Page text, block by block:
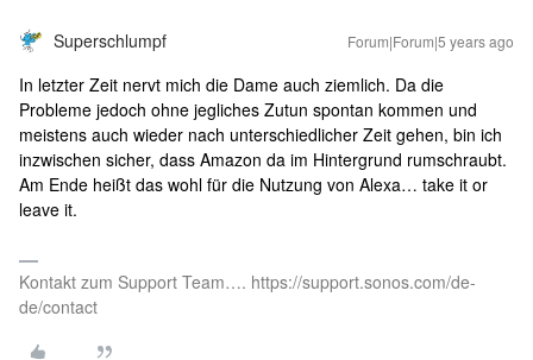
Superschlumpf Forum|Forum|5 years ago
In letzter Zeit nervt mich die Dame auch ziemlich. Da die
Probleme jedoch ohne jegliches Zutun spontan kommen und
meistens auch wieder nach unterschiedlicher Zeit gehen, bin ich
inzwischen sicher, dass Amazon da im Hintergrund rumschraubt.
Am Ende heißt das wohl für die Nutzung von Alexa… take it or
leave it.
Kontakt zum Support Team…. https://support.sonos.com/de-
de/contact